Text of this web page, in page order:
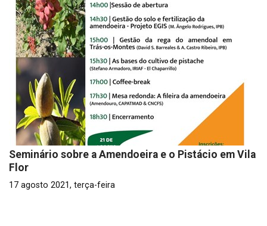
Seminário sobre a Amendoeira e o Pistácio em Vila
Flor
17 agosto 2021, terça-feira